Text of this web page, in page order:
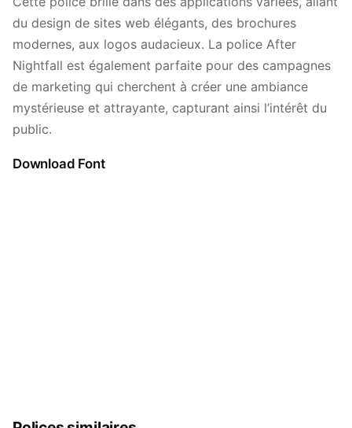
du design de sites web élégants, des brochures
modernes, aux logos audacieux. La police After
Nightfall est également parfaite pour des campagnes
de marketing qui cherchent à créer une ambiance
mystérieuse et attrayante, capturant ainsi l’intérêt du
public.
Download Font